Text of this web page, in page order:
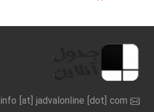
info [at] jadvalonline [dot] com